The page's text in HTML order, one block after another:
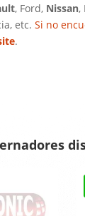
, Ford, Nissan,
etc.Si no
.